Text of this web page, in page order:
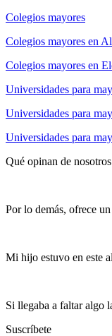
Colegios mayores
Colegios mayores en
Colegios mayores en
Universidades para
Universidades para
Universidades para
Qué opinan de nosotros
Por lo demás, ofrece
Mi hijo estuvo en este
Si llegaba a faltar algo
Suscríbete